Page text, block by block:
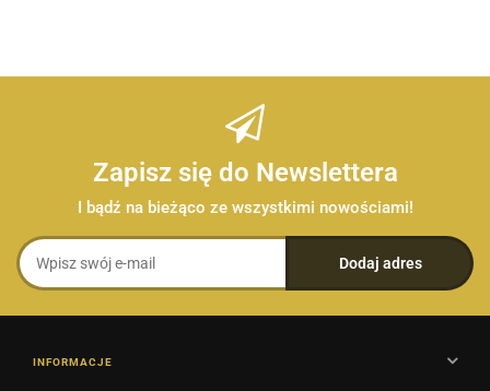
Zapisz się do Newslettera
I bądź na bieżąco ze wszystkimi nowościami!
INFORMACJE